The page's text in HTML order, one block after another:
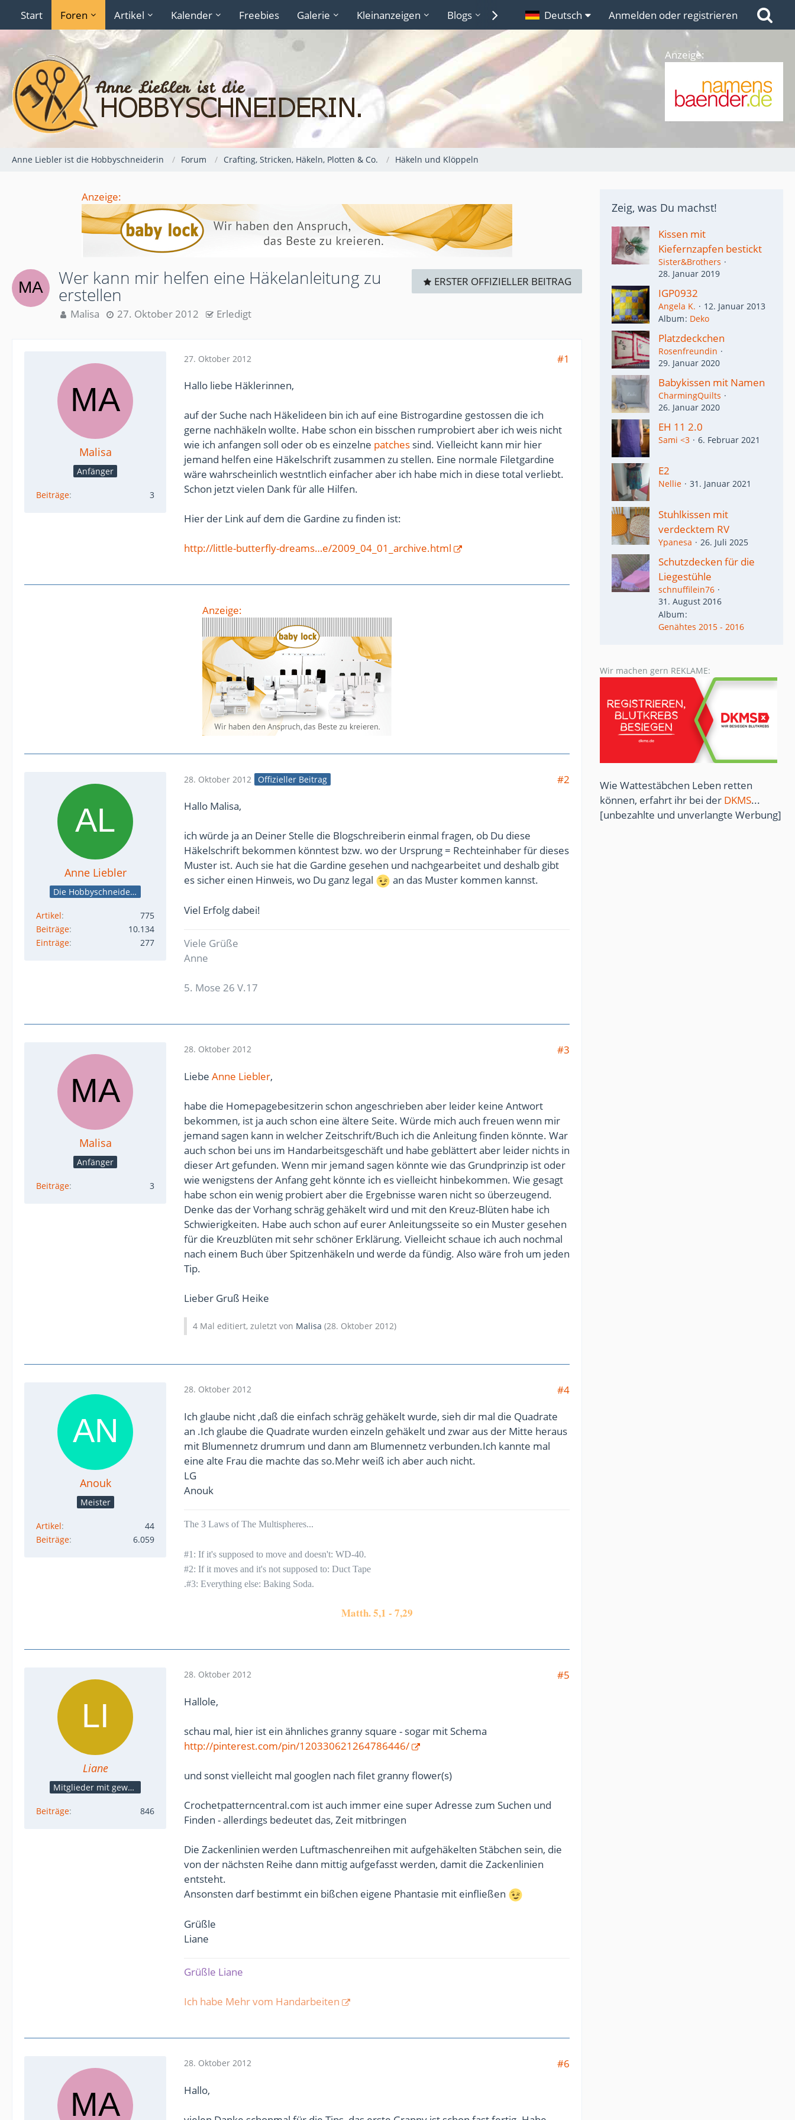
Start Foren Artikel Kalender Freebies Galerie Kleinanzeigen Blogs Lexikon Links
Deutsch Anmelden oder registrieren
Anzeige:
Anne Liebler ist die Hobbyschneiderin Forum Crafting, Stricken, Häkeln, Plotten & Co. Häkeln und Klöppeln
Anzeige:
Wer kann mir helfen eine Häkelanleitung zu
erstellen
Malisa 27. Oktober 2012 Erledigt
ERSTER OFFIZIELLER BEITRAG
Malisa
Anfänger
Beiträge 3
27. Oktober 2012
#1
Hallo liebe Häklerinnen,
auf der Suche nach Häkelideen bin ich auf eine Bistrogardine gestossen die ich
gerne nachhäkeln wollte. Habe schon ein bisschen rumprobiert aber ich weis nicht
wie ich anfangen soll oder ob es einzelne patches sind. Vielleicht kann mir hier
jemand helfen eine Häkelschrift zusammen zu stellen. Eine normale Filetgardine
wäre wahrscheinlich westntlich einfacher aber ich habe mich in diese total verliebt.
Schon jetzt vielen Dank für alle Hilfen.
Hier der Link auf dem die Gardine zu finden ist:
http://little-butterfly-dreams…e/2009_04_01_archive.html
Anzeige:
Anne Liebler
Die Hobbyschneiderin
Artikel
775
Beiträge
10.134
Einträge
277
28. Oktober 2012 Offizieller Beitrag
#2
Hallo Malisa,
ich würde ja an Deiner Stelle die Blogschreiberin einmal fragen, ob Du diese
Häkelschrift bekommen könntest bzw. wo der Ursprung = Rechteinhaber für dieses
Muster ist. Auch sie hat die Gardine gesehen und nachgearbeitet und deshalb gibt
es sicher einen Hinweis, wo Du ganz legal
an das Muster kommen kannst.
Viel Erfolg dabei!
Viele Grüße
Anne
5. Mose 26 V.17
Malisa
Anfänger
Beiträge 3
28. Oktober 2012
#3
Liebe Anne Liebler,
habe die Homepagebesitzerin schon angeschrieben aber leider keine Antwort
bekommen, ist ja auch schon eine ältere Seite. Würde mich auch freuen wenn mir
jemand sagen kann in welcher Zeitschrift/Buch ich die Anleitung finden könnte. War
auch schon bei uns im Handarbeitsgeschäft und habe geblättert aber leider nichts in
dieser Art gefunden. Wenn mir jemand sagen könnte wie das Grundprinzip ist oder
wie wenigstens der Anfang geht könnte ich es vielleicht hinbekommen. Wie gesagt
habe schon ein wenig probiert aber die Ergebnisse waren nicht so überzeugend.
Denke das der Vorhang schräg gehäkelt wird und mit den Kreuz-Blüten habe ich
Schwierigkeiten. Habe auch schon auf eurer Anleitungsseite so ein Muster gesehen
für die Kreuzblüten mit sehr schöner Erklärung. Vielleicht schaue ich auch nochmal
nach einem Buch über Spitzenhäkeln und werde da fündig. Also wäre froh um jeden
Tip.
Lieber Gruß Heike
4 Mal editiert, zuletzt von Malisa (28. Oktober 2012)
Anouk
Meister
Artikel
44
Beiträge
6.059
28. Oktober 2012
#4
Ich glaube nicht ,daß die einfach schräg gehäkelt wurde, sieh dir mal die Quadrate
an .Ich glaube die Quadrate wurden einzeln gehäkelt und zwar aus der Mitte heraus
mit Blumennetz drumrum und dann am Blumennetz verbunden.Ich kannte mal
eine alte Frau die machte das so.Mehr weiß ich aber auch nicht.
LG
Anouk
The 3 Laws of The Multispheres...
#1: If it's supposed to move and doesn't: WD-40.
#2: If it moves and it's not supposed to: Duct Tape
.#3: Everything else: Baking Soda.
Matth. 5,1 - 7,29
Liane
Mitglieder mit gewerblicher Verbindung, auch als Mitarbeiter/in
Beiträge 846
28. Oktober 2012
#5
Hallole,
schau mal, hier ist ein ähnliches granny square - sogar mit Schema
http://pinterest.com/pin/120330621264786446/
und sonst vielleicht mal googlen nach filet granny flower(s)
Crochetpatterncentral.com ist auch immer eine super Adresse zum Suchen und
Finden - allerdings bedeutet das, Zeit mitbringen
Die Zackenlinien werden Luftmaschenreihen mit aufgehäkelten Stäbchen sein, die
von der nächsten Reihe dann mittig aufgefasst werden, damit die Zackenlinien
entsteht.
Ansonsten darf bestimmt ein bißchen eigene Phantasie mit einfließen
Grüßle
Liane
Grüßle Liane
Ich habe Mehr vom Handarbeiten
28. Oktober 2012
#6
Hallo,
Zeig, was Du machst!
Kissen mit
Kiefernzapfen bestickt
Sister&Brothers
28. Januar 2019
IGP0932
Angela K.
12. Januar 2013
Album Deko
Platzdeckchen
Rosenfreundin
29. Januar 2020
Babykissen mit Namen
CharmingQuilts
26. Januar 2020
EH 11 2.0
Sami <3 6. Februar 2021
E2
Nellie 31. Januar 2021
Stuhlkissen mit
verdecktem RV
Ypanesa 26. Juli 2025
​Schutzdecken für die
Liegestühle
schnuffilein76
31. August 2016
Album
Genähtes 2015 - 2016
Wir machen gern REKLAME:
Wie Wattestäbchen Leben retten
können, erfahrt ihr bei der DKMS...
[unbezahlte und unverlangte Werbung]